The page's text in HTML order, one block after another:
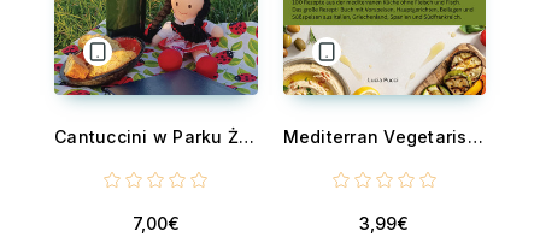
Cantuccini w Parku Żaby - czyli ciąg dalszy toskańskich opowieści ze smakiem
7,00€
Mediterran Vegetarisch Kochbuch - 100 Rezepte aus der mediterranen Küche ohne Fleisch und Fisch. Das große Rezept Buch mit Vorspeisen, Hauptgerichten, Beilagen und Süßspeisen aus Italien, Griechenland, Spanien und Südfrankreich.
3,99€